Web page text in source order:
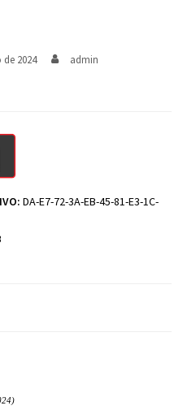
2024
admin
DA-E7-72-3A-EB-45-81-E3-1C-